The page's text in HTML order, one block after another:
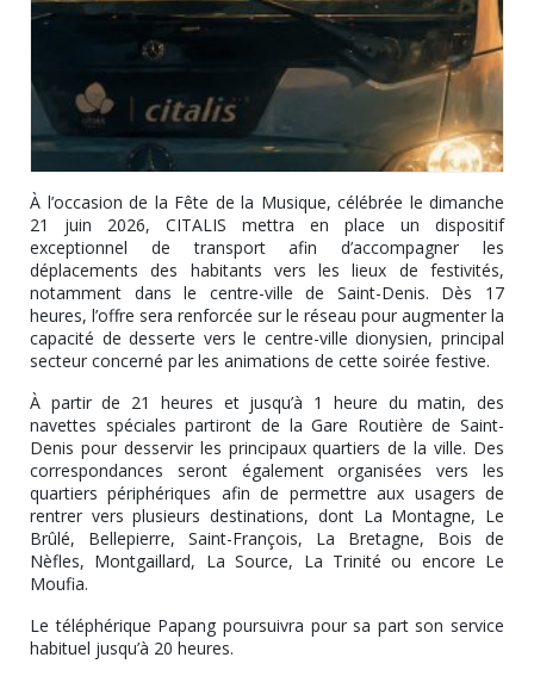
À l’occasion de la Fête de la Musique, célébrée le dimanche
21 juin 2026, CITALIS mettra en place un dispositif
exceptionnel de transport afin d’accompagner les
déplacements des habitants vers les lieux de festivités,
notamment dans le centre-ville de Saint-Denis. Dès 17
heures, l’offre sera renforcée sur le réseau pour augmenter la
capacité de desserte vers le centre-ville dionysien, principal
secteur concerné par les animations de cette soirée festive.
À partir de 21 heures et jusqu’à 1 heure du matin, des
navettes spéciales partiront de la Gare Routière de Saint-
Denis pour desservir les principaux quartiers de la ville. Des
correspondances seront également organisées vers les
quartiers périphériques afin de permettre aux usagers de
rentrer vers plusieurs destinations, dont La Montagne, Le
Brûlé, Bellepierre, Saint-François, La Bretagne, Bois de
Nèfles, Montgaillard, La Source, La Trinité ou encore Le
Moufia.
Le téléphérique Papang poursuivra pour sa part son service
habituel jusqu’à 20 heures.